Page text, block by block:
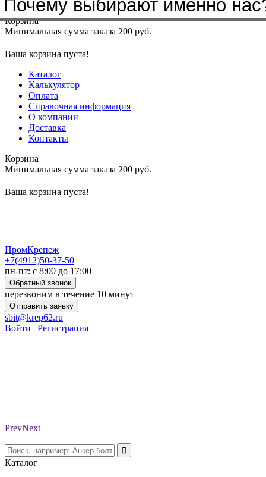
Меню+7(4912)50-37-50sbit@krep62.ru
Корзина
Минимальная сумма заказа 200 руб.
Ваша корзина пуста!
Каталог
Калькулятор
Оплата
Справочная информация
О компании
Доставка
Контакты
Корзина
Минимальная сумма заказа 200 руб.
Ваша корзина пуста!
ПромКрепеж
+7(4912)50-37-50
пн-пт: с 8:00 до 17:00
Обратный звонок
перезвоним в течение 10 минут
Отправить заявку
sbit@krep62.ru
Войти | Регистрация
PrevNext
Каталог
Почему выбирают именно